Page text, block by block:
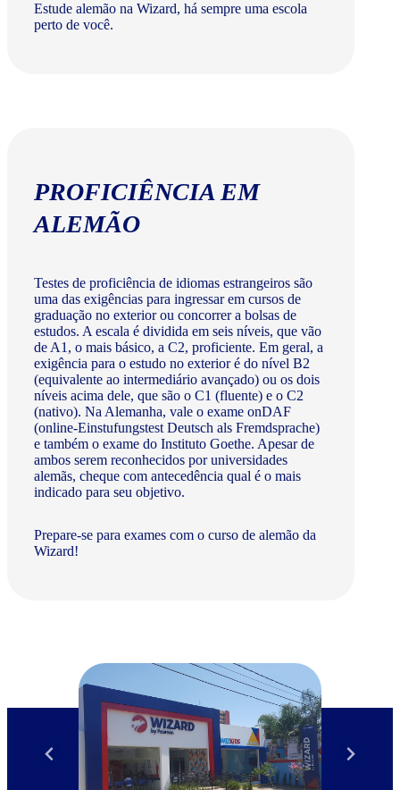
Estude alemão na Wizard, há sempre uma escola
perto de você.
PROFICIÊNCIA EM
ALEMÃO
Testes de proficiência de idiomas estrangeiros são
uma das exigências para ingressar em cursos de
graduação no exterior ou concorrer a bolsas de
estudos. A escala é dividida em seis níveis, que vão
de A1, o mais básico, a C2, proficiente. Em geral, a
exigência para o estudo no exterior é do nível B2
(equivalente ao intermediário avançado) ou os dois
níveis acima dele, que são o C1 (fluente) e o C2
(nativo). Na Alemanha, vale o exame onDAF
(online-Einstufungstest Deutsch als Fremdsprache)
e também o exame do Instituto Goethe. Apesar de
ambos serem reconhecidos por universidades
alemãs, cheque com antecedência qual é o mais
indicado para seu objetivo.
Prepare-se para exames com o curso de alemão da
Wizard!